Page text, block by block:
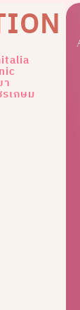
า
เกษม